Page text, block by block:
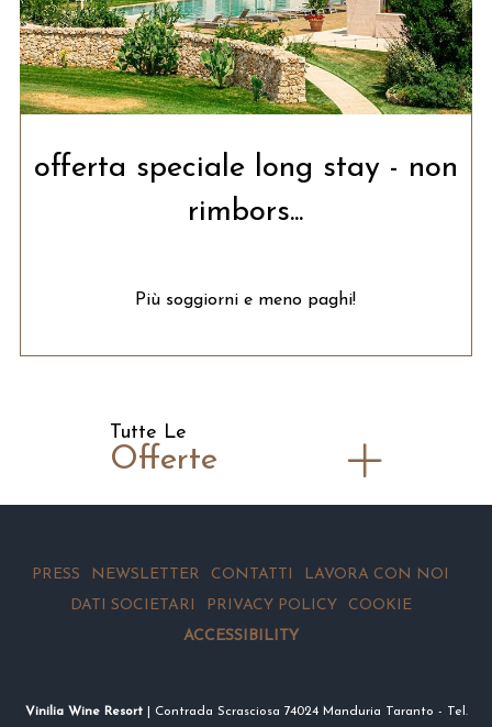
offerta speciale long stay - non
rimbors...
Più soggiorni e meno paghi!
Tutte Le
Offerte
PRESS NEWSLETTER CONTATTI
LAVORA CON NOI
DATI SOCIETARI
PRIVACY POLICY
COOKIE
ACCESSIBILITY
Vinilia Wine Resort| Contrada Scrasciosa 74024 Manduria Taranto - Tel.